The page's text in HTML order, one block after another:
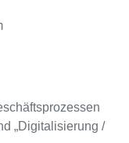
„Digitalisierung /